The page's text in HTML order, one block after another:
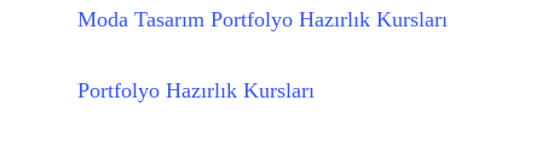
Moda Tasarım Portfolyo Hazırlık Kursları
Portfolyo Hazırlık Kursları
ATÖLYEYİ GEZ
DEFİLE